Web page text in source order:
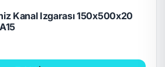
Kanal Izgarası 150x500x20